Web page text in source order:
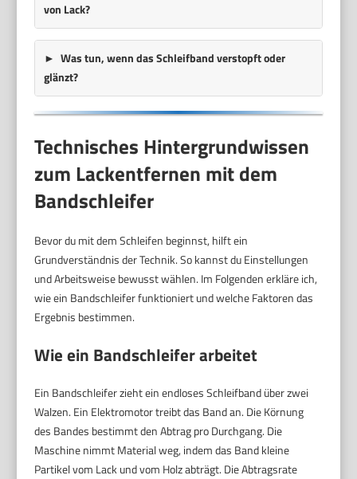
von Lack?
Was tun, wenn das Schleifband verstopft oder
glänzt?
Technisches Hintergrundwissen
zum Lackentfernen mit dem
Bandschleifer
Bevor du mit dem Schleifen beginnst, hilft ein
Grundverständnis der Technik. So kannst du Einstellungen
und Arbeitsweise bewusst wählen. Im Folgenden erkläre ich,
wie ein Bandschleifer funktioniert und welche Faktoren das
Ergebnis bestimmen.
Wie ein Bandschleifer arbeitet
Ein Bandschleifer zieht ein endloses Schleifband über zwei
Walzen. Ein Elektromotor treibt das Band an. Die Körnung
des Bandes bestimmt den Abtrag pro Durchgang. Die
Maschine nimmt Material weg, indem das Band kleine
Partikel vom Lack und vom Holz abträgt. Die Abtragsrate